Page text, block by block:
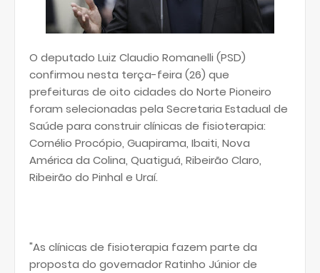
O deputado Luiz Claudio Romanelli (PSD)
confirmou nesta terça-feira (26) que
prefeituras de oito cidades do Norte Pioneiro
foram selecionadas pela Secretaria Estadual de
Saúde para construir clínicas de fisioterapia:
Cornélio Procópio, Guapirama, Ibaiti, Nova
América da Colina, Quatiguá, Ribeirão Claro,
Ribeirão do Pinhal e Uraí.
"As clínicas de fisioterapia fazem parte da
proposta do governador Ratinho Júnior de